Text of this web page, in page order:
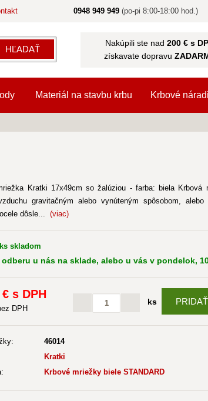
HĽADAŤ
Nakúpili ste nad 200 € s
získavate dopravu
0948 949 949 (po-pi 8:00-18:00 hod.)
Materiál na stavbu krbu Krbové
Kratki 17x49cm so žalúziou - farba: biela
gravitačným alebo vynúteným spôsobom,
dôsle... (viac)
skladom
u nás na sklade, alebo u vás v pondelok,
€ s DPH
DPH
ks
46014
Kratki
Krbové mriežky biele STANDARD